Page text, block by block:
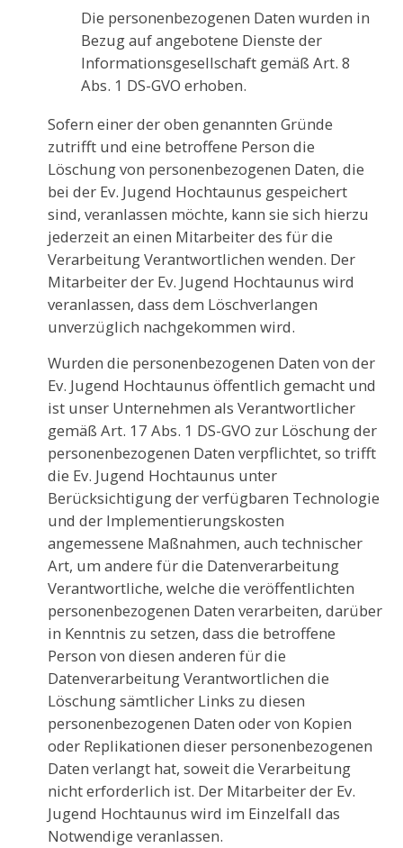
Die personenbezogenen Daten wurden in
Bezug auf angebotene Dienste der
Informationsgesellschaft gemäß Art. 8
Abs. 1 DS-GVO erhoben.
Sofern einer der oben genannten Gründe
zutrifft und eine betroffene Person die
Löschung von personenbezogenen Daten, die
bei der Ev. Jugend Hochtaunus gespeichert
sind, veranlassen möchte, kann sie sich hierzu
jederzeit an einen Mitarbeiter des für die
Verarbeitung Verantwortlichen wenden. Der
Mitarbeiter der Ev. Jugend Hochtaunus wird
veranlassen, dass dem Löschverlangen
unverzüglich nachgekommen wird.
Wurden die personenbezogenen Daten von der
Ev. Jugend Hochtaunus öffentlich gemacht und
ist unser Unternehmen als Verantwortlicher
gemäß Art. 17 Abs. 1 DS-GVO zur Löschung der
personenbezogenen Daten verpflichtet, so trifft
die Ev. Jugend Hochtaunus unter
Berücksichtigung der verfügbaren Technologie
und der Implementierungskosten
angemessene Maßnahmen, auch technischer
Art, um andere für die Datenverarbeitung
Verantwortliche, welche die veröffentlichten
personenbezogenen Daten verarbeiten, darüber
in Kenntnis zu setzen, dass die betroffene
Person von diesen anderen für die
Datenverarbeitung Verantwortlichen die
Löschung sämtlicher Links zu diesen
personenbezogenen Daten oder von Kopien
oder Replikationen dieser personenbezogenen
Daten verlangt hat, soweit die Verarbeitung
nicht erforderlich ist. Der Mitarbeiter der Ev.
Jugend Hochtaunus wird im Einzelfall das
Notwendige veranlassen.